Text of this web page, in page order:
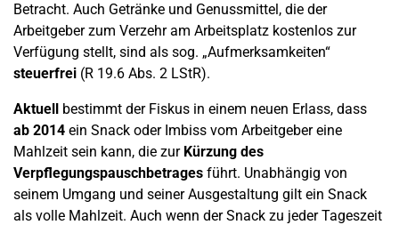
Betracht. Auch Getränke und Genussmittel, die der
Arbeitgeber zum Verzehr am Arbeitsplatz kostenlos zur
Verfügung stellt, sind als sog. „Aufmerksamkeiten“
steuerfrei (R 19.6 Abs. 2 LStR).
Aktuell bestimmt der Fiskus in einem neuen Erlass, dass
ab 2014 ein Snack oder Imbiss vom Arbeitgeber eine
Mahlzeit sein kann, die zur Kürzung des
Verpflegungspauschbetrages führt. Unabhängig von
seinem Umgang und seiner Ausgestaltung gilt ein Snack
als volle Mahlzeit. Auch wenn der Snack zu jeder Tageszeit